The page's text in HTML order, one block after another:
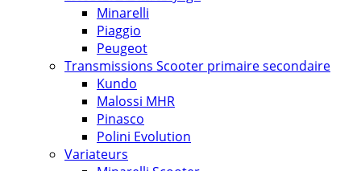
Minarelli
Piaggio
Peugeot
Transmissions Scooter primaire secondaire
Kundo
Malossi MHR
Pinasco
Polini Evolution
Variateurs